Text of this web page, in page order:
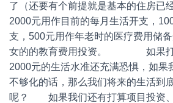
了（还要有个前提就是基本的住房已
2000元用作目前的每月生活开支，
支，500元用作年老时的医疗费用储
女的的教育费用投资。 如果打
2000元的生活水准还充满恐惧，如果
不够化的话，那么我们将来的生活到
呢？ 如果我们还有打算项目投资、